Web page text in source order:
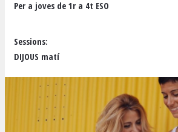
Per a joves de 1r a 4t ESO
Sessions:
DIJOUS matí